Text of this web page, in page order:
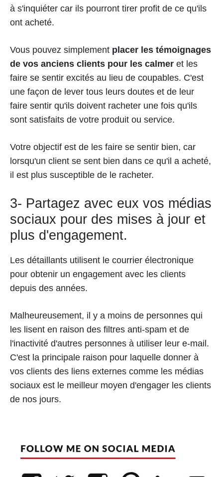
à s'inquiéter car ils pourront tirer profit de ce qu'ils
ont acheté.
Vous pouvez simplement placer les témoignages
de vos anciens clients pour les calmer et les
faire se sentir excités au lieu de coupables. C'est
une façon de lever tous leurs doutes et de leur
faire sentir qu'ils doivent racheter une fois qu'ils
sont satisfaits de votre produit ou service.
Votre objectif est de les faire se sentir bien, car
lorsqu'un client se sent bien dans ce qu'il a acheté,
il est plus susceptible de le racheter.
3- Partagez avec eux vos médias
sociaux pour des mises à jour et
plus d'engagement.
Les détaillants utilisent le courrier électronique
pour obtenir un engagement avec les clients
depuis des années.
Malheureusement, il y a moins de personnes qui
les lisent en raison des filtres anti-spam et de
l'inactivité d'autres personnes à utiliser leur e-mail.
C'est la principale raison pour laquelle donner à
vos clients des liens externes comme les médias
sociaux est le meilleur moyen d'engager les clients
de nos jours.